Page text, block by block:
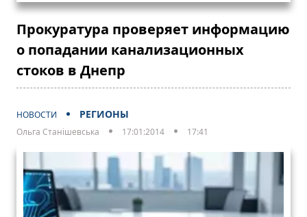
Прокуратура проверяет информацию
о попадании канализационных
стоков в Днепр
НОВОСТИ РЕГИОНЫ
Ольга Станішевська 17:01:2014 17:41